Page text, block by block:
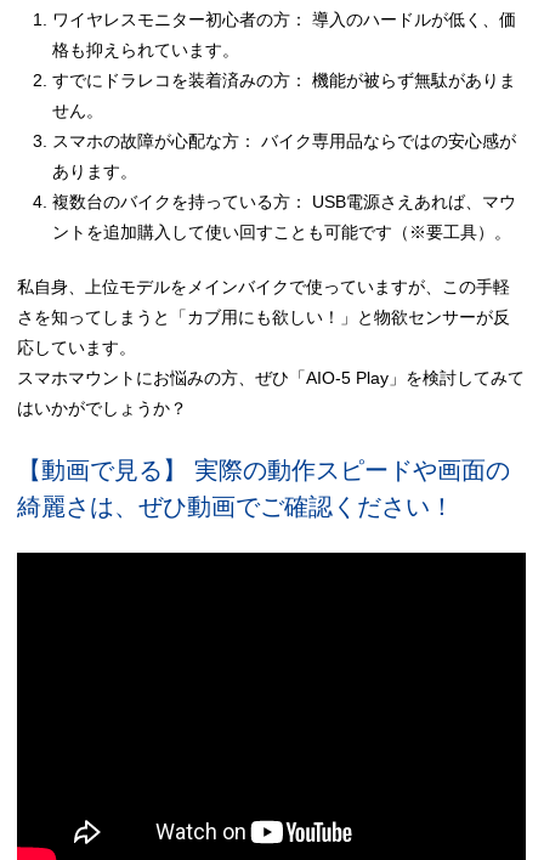
ワイヤレスモニター初心者の方： 導入のハードルが低く、価
格も抑えられています。
すでにドラレコを装着済みの方： 機能が被らず無駄がありま
せん。
スマホの故障が心配な方： バイク専用品ならではの安心感が
あります。
複数台のバイクを持っている方： USB電源さえあれば、マウ
ントを追加購入して使い回すことも可能です（※要工具）。
私自身、上位モデルをメインバイクで使っていますが、この手軽
さを知ってしまうと「カブ用にも欲しい！」と物欲センサーが反
応しています。
スマホマウントにお悩みの方、ぜひ「AIO-5 Play」を検討してみて
はいかがでしょうか？
【動画で見る】 実際の動作スピードや画面の
綺麗さは、ぜひ動画でご確認ください！